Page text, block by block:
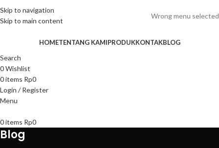
Skip to navigation
Skip to main content
Wrong menu selected
HOMETENTANG KAMIPRODUKKONTAKBLOG
Search
0Wishlist
0items Rp0
Login / Register
Menu
0items Rp0
Blog